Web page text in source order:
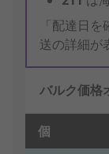
「配達日
送の詳細が
バルク価格
個